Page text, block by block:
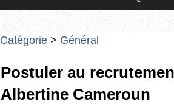
Catégorie > Général
Postuler au
Albertine Cameroun